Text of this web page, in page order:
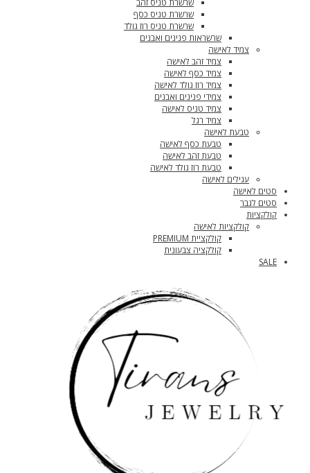
שרשרת טניס זהב
שרשרת טניס כסף
שרשרת טניס רוז גולד
שרשראות פנינים ואבנים
צמיד לאישה
צמיד זהב לאישה
צמיד כסף לאישה
צמיד רוז גולד לאישה
צמידי פנינים ואבנים
צמיד טניס לאישה
צמיד רגל
טבעת לאישה
טבעת כסף לאישה
טבעת זהב לאישה
טבעת רוז גולד לאישה
עגילים לאישה
סטים לאישה
סטים לגבר
קולקציות
קולקציות לאישה
קולקציית PREMIUM
קולקציה צבעונית
SALE